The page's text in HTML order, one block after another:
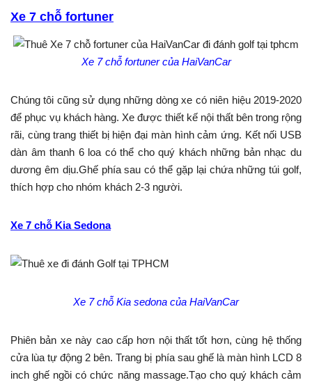
Xe 7 chỗ fortuner
Xe 7 chỗ fortuner của HaiVanCar
Chúng tôi cũng sử dụng những dòng xe có niên hiệu 2019-2020
để phục vụ khách hàng. Xe được thiết kế nội thất bên trong rộng
rãi, cùng trang thiết bị hiện đại màn hình cảm ứng. Kết nối USB
dàn âm thanh 6 loa có thể cho quý khách những bản nhạc du
dương êm dịu.Ghế phía sau có thể gặp lại chứa những túi golf,
thích hợp cho nhóm khách 2-3 người.
Xe 7 chỗ Kia Sedona
Xe 7 chỗ Kia sedona của HaiVanCar
Phiên bản xe này cao cấp hơn nội thất tốt hơn, cùng hệ thống
cửa lùa tự động 2 bên. Trang bị phía sau ghế là màn hình LCD 8
inch ghế ngồi có chức năng massage.Tạo cho quý khách cảm